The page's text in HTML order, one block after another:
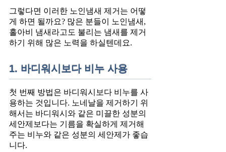
그렇다면 이러한 노인냄새 제거는 어떻
게 하면 될까요? 많은 분들이 노인냄새,
홀아비 냄새라고도 불리는 냄새를 제거
하기 위해 많은 노력을 하실텐데요.
1. 바디워시보다 비누 사용
첫 번째 방법은 바디워시보다 비누를 사
용하는 것입니다. 노네날을 제거하기 위
해서는 바디워시와 같은 미끌한 성분의
세안제보다는 기름을 확실하게 제거해
주는 비누와 같은 성분의 세안제가 좋습
니다.